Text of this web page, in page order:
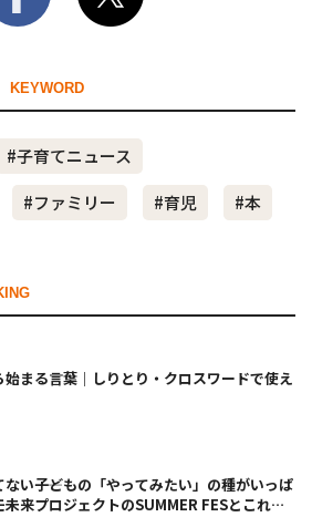
KEYWORD
#子育てニュース
#ファミリー #育児 #本
始まる言葉｜しりとり・クロスワードで使え
い――子どもの「やってみたい」の種がいっぱ
未来プロジェクトのSUMMER FESとこれか